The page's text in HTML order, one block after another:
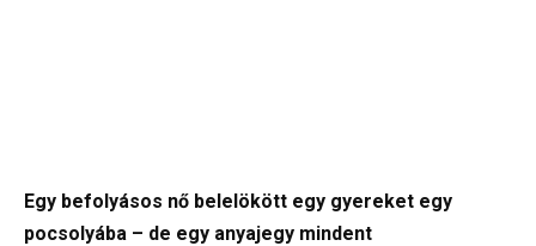
Egy befolyásos nő belelökött egy gyereket egy
pocsolyába – de egy anyajegy mindent